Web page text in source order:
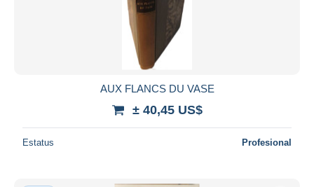
AUX FLANCS DU VASE
± 40,45 US$
Estatus Profesional